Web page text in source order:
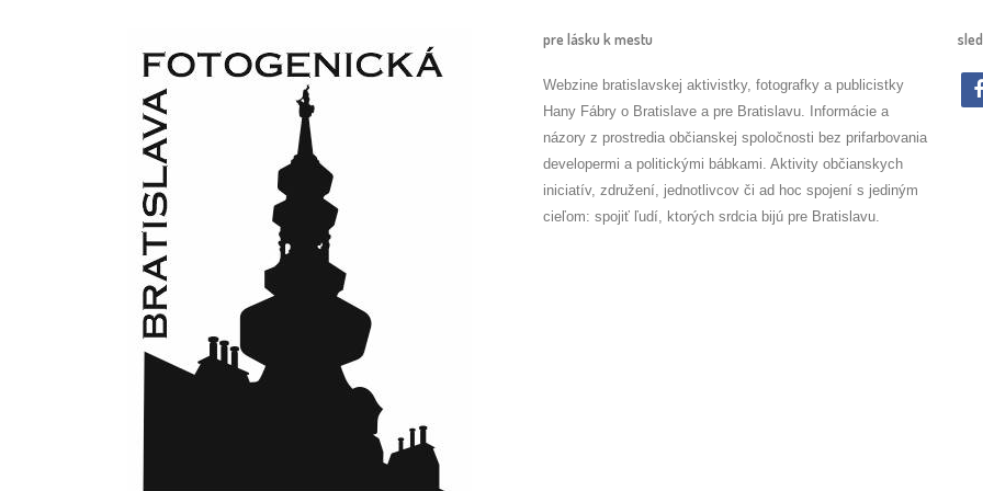
pre lásku k mestu
Webzine bratislavskej aktivistky, fotografky a publicistky
Hany Fábry o Bratislave a pre Bratislavu. Informácie a
názory z prostredia občianskej spoločnosti bez prifarbovania
developermi a politickými bábkami. Aktivity občianskych
iniciatív, združení, jednotlivcov či ad hoc spojení s jediným
cieľom: spojiť ľudí, ktorých srdcia bijú pre Bratislavu.